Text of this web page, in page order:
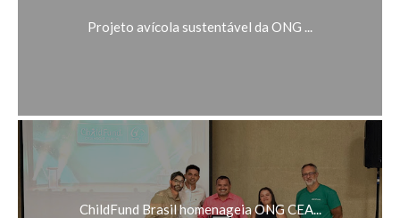
Projeto avícola sustentável da ONG ...
ChildFund Brasil homenageia ONG CEA...